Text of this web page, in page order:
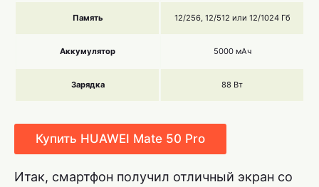
Память 12/256, 12/512 или 12/1024 Гб
Аккумулятор 5000 мАч
Зарядка 88 Вт
Купить HUAWEI Mate 50 Pro
Итак, смартфон получил отличный экран со